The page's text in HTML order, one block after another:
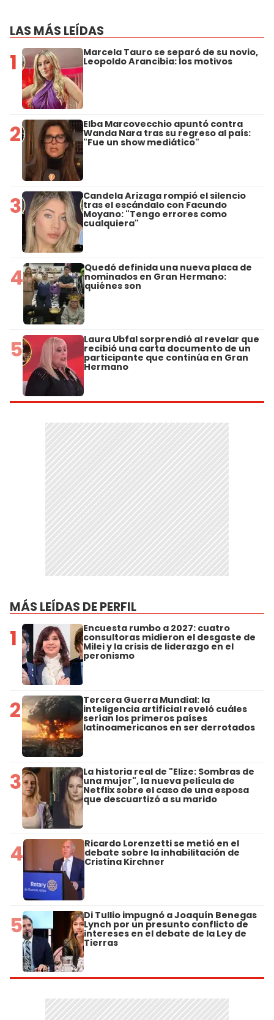
LAS MÁS LEÍDAS
1 Marcela Tauro se separó de su novio,
Leopoldo Arancibia: los motivos
2 Elba Marcovecchio apuntó contra
Wanda Nara tras su regreso al país:
"Fue un show mediático"
3 Candela Arizaga rompió el silencio
tras el escándalo con Facundo
Moyano: "Tengo errores como
cualquiera"
4 Quedó definida una nueva placa de
nominados en Gran Hermano:
quiénes son
5 Laura Ubfal sorprendió al revelar que
recibió una carta documento de un
participante que continúa en Gran
Hermano
MÁS LEÍDAS DE PERFIL
1 Encuesta rumbo a 2027: cuatro
consultoras midieron el desgaste de
Milei y la crisis de liderazgo en el
peronismo
2 Tercera Guerra Mundial: la
inteligencia artificial reveló cuáles
serían los primeros países
latinoamericanos en ser derrotados
3 La historia real de "Elize: Sombras de
una mujer", la nueva película de
Netflix sobre el caso de una esposa
que descuartizó a su marido
4 Ricardo Lorenzetti se metió en el
debate sobre la inhabilitación de
Cristina Kirchner
5 Di Tullio impugnó a Joaquín Benegas
Lynch por un presunto conflicto de
intereses en el debate de la Ley de
Tierras